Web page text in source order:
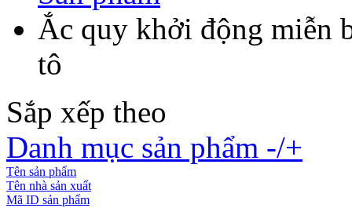
Ắc quy khởi động miễn
tô
Sắp xếp theo
Danh mục sản phẩm -/+
Tên sản phẩm
Tên nhà sản xuất
Mã ID sản phẩm